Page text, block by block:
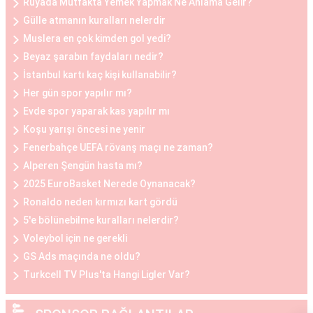
kalitesini artırmak isteyen kadınlar arasında
oldukça yaygındır.
Göğüs Küçültme ve Büyütme Öncesi ve Sonrası
Göğüs estetiği operasyonları öncesinde ve
sonrasında belirli adımlar takip edilir. Operasyon
öncesinde, hasta ile detaylı bir görüşme yapılır,
beklentiler belirlenir ve uygun bir planlama yapılır.
Operasyon sonrasında ise hasta, iyileşme
sürecine uygun olarak belirli bir süre doktorun
önerdiği yönergeleri takip etmelidir. Her iki
durumda da hasta, cerrahi müdahalenin etkilerini
tam olarak deneyimleyebilmesi için doktorun
önerilerine uymalıdır.
Göğüs estetiği fiyatları, çeşitli faktörlere bağlı
Gülle atmanın kuralları nelerdir
Muslera en çok kimden gol yedi?
Beyaz şarabın faydaları nedir?
İstanbul kartı kaç kişi kullanabilir?
Her gün spor yapılır mı?
Evde spor yaparak kas yapılır mı
Koşu yarışı öncesi ne yenir
Fenerbahçe UEFA rövanş maçı ne zaman?
Alperen Şengün hasta mı?
2025 EuroBasket Nerede Oynanacak?
Ronaldo neden kırmızı kart gördü
5'e bölünebilme kuralları nelerdir?
Voleybol için ne gerekli
GS Ads maçında ne oldu?
Turkcell TV Plus'ta Hangi Ligler Var?